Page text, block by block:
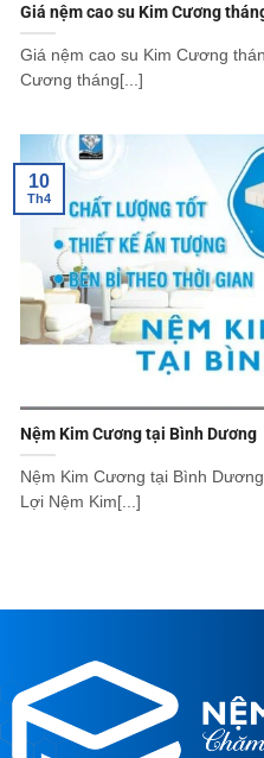
Giá nệm cao su Kim Cương
Giá nệm cao su Kim Cương
Cương tháng[...]
Nệm Kim Cương tại Bình Dương
Nệm Kim Cương tại Bình
Lợi Nệm Kim[...]
10
Th4